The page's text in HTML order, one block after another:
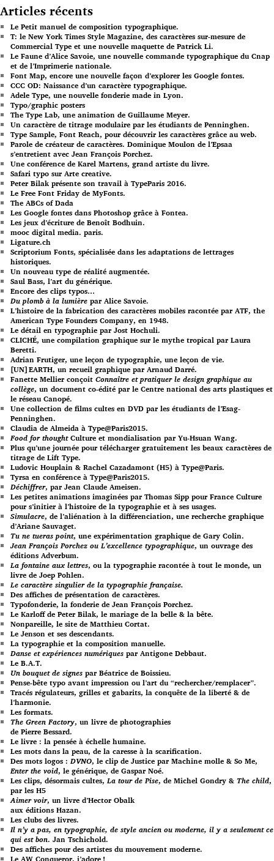
Articles récents
Le Petit manuel de composition typographique.
T: le New York Times Style Magazine, des caractères sur-mesure de
Commercial Type et une nouvelle maquette de Patrick Li.
Le Faune d’Alice Savoie, une nouvelle commande typographique du Cnap
et de l’Imprimerie nationale.
Font Map, encore une nouvelle façon d’explorer les Google fontes.
CCC OD: Naissance d’un caractère typographique.
Adele Type, une nouvelle fonderie made in Lyon.
Typo/graphic posters
The Type Lab, une animation de Guillaume Meyer.
Un caractère de titrage modulaire par les étudiants de Penninghen.
Type Sample, Font Reach, pour découvrir les caractères grâce au web.
Parole de créateur de caractères. Dominique Moulon de l’Epsaa
s’entretient avec Jean François Porchez.
Une conférence de Karel Martens, grand artiste du livre.
Safari typo sur Arte creative.
Peter Bilak présente son travail à TypeParis 2016.
Le Free Font Friday de MyFonts.
The ABCs of Dada
Les Google fontes dans Photoshop grâce à Fontea.
Les jeux d’écriture de Benoît Bodhuin.
mooc digital media. paris.
Ligature.ch
Scriptorium Fonts, spécialisée dans les adaptations de lettrages
historiques.
Un nouveau type de réalité augmentée.
Saul Bass, l’art du générique.
Encore des clips typos…
Du plomb à la lumière par Alice Savoie.
L’histoire de la fabrication des caractères mobiles racontée par ATF, the
American Type Founders Company, en 1948.
Le détail en typographie par Jost Hochuli.
CLICHÉ, une compilation graphique sur le mythe tropical par Laura
Beretti.
Adrian Frutiger, une leçon de typographie, une leçon de vie.
[UN]EARTH, un recueil graphique par Arnaud Darré.
Fanette Mellier conçoit Connaître et pratiquer le design graphique au
collège, un document co-édité par le Centre national des arts plastiques et
le réseau Canopé.
Une collection de films cultes en DVD par les étudiants de l’Esag-
Penninghen.
Claudia de Almeida à Type@Paris2015.
Food for thoughtCulture et mondialisation par Yu-Hsuan Wang.
Plus qu’une journée pour télécharger gratuitement les beaux caractères de
titrage de Lift Type.
Ludovic Houplain & Rachel Cazadamont (H5) à Type@Paris.
Tyrsa en conférence à Type@Paris2015.
Déchiffrer, par Jean Claude Ameisen.
Les petites animations imaginées par Thomas Sipp pour France Culture
pour s’initier à l’histoire de la typographie et à ses usages.
Simulacre, de l’aliénation à la différenciation, une recherche graphique
d’Ariane Sauvaget.
Tu ne tueras point, une expérimentation graphique de Gary Colin.
Jean François Porchez ou L’excellence typographique, un ouvrage des
éditions Adverbum.
La fontaine aux lettres, ou la typographie racontée à tout le monde, un
livre de Joep Pohlen.
Le caractère singulier de la typographie française.
Des affiches de présentation de caractères.
Typofonderie, la fonderie de Jean François Porchez.
Le Karloff de Peter Bilak, le mariage de la belle & la bête.
Nonpareille, le site de Matthieu Cortat.
Le Jenson et ses descendants.
La typographie et la composition manuelle.
Danse et expériences numériques par Antigone Debbaut.
Le B.A.T.
Un bouquet de signes par Béatrice de Boissieu.
Pense-bête typo avant impression ou l’art du “rechercher/remplacer”.
Tracés régulateurs, grilles et gabarits, la conquête de la liberté & de
l’harmonie.
Les formats.
The Green Factory, un livre de photographies
de Pierre Bessard.
Le livre : la pensée à échelle humaine.
Les mots dans la peau, de la caresse à la scarification.
Des mots logos :DVNO, le clip de Justice par Machine molle & So Me,
Enter the void, le générique, de Gaspar Noé.
Les clips, désormais cultes,La tour de Pise, de Michel Gondry & The child,
par les H5
Aimer voir, un livre d’Hector Obalk
aux éditions Hazan.
Les clubs des livres.
Il n’y a pas, en typographie, de style ancien ou moderne, il y a seulement ce
qui est bon. Jan Tschichold.
Des affiches pour des artistes du mouvement moderne.